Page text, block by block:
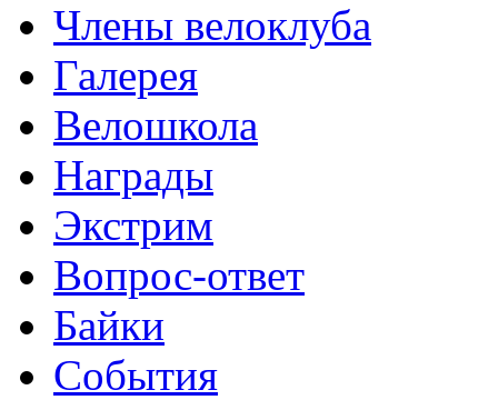
Члены велоклуба
Галерея
Велошкола
Награды
Экстрим
Вопрос-ответ
Байки
События